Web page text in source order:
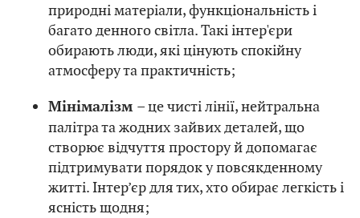
природні матеріали, функціональність і
багато денного світла. Такі інтер'єри
обирають люди, які цінують спокійну
атмосферу та практичність;
Мінімалізм – це чисті лінії, нейтральна
палітра та жодних зайвих деталей, що
створює відчуття простору й допомагає
підтримувати порядок у повсякденному
житті. Інтер’єр для тих, хто обирає легкість і
ясність щодня;